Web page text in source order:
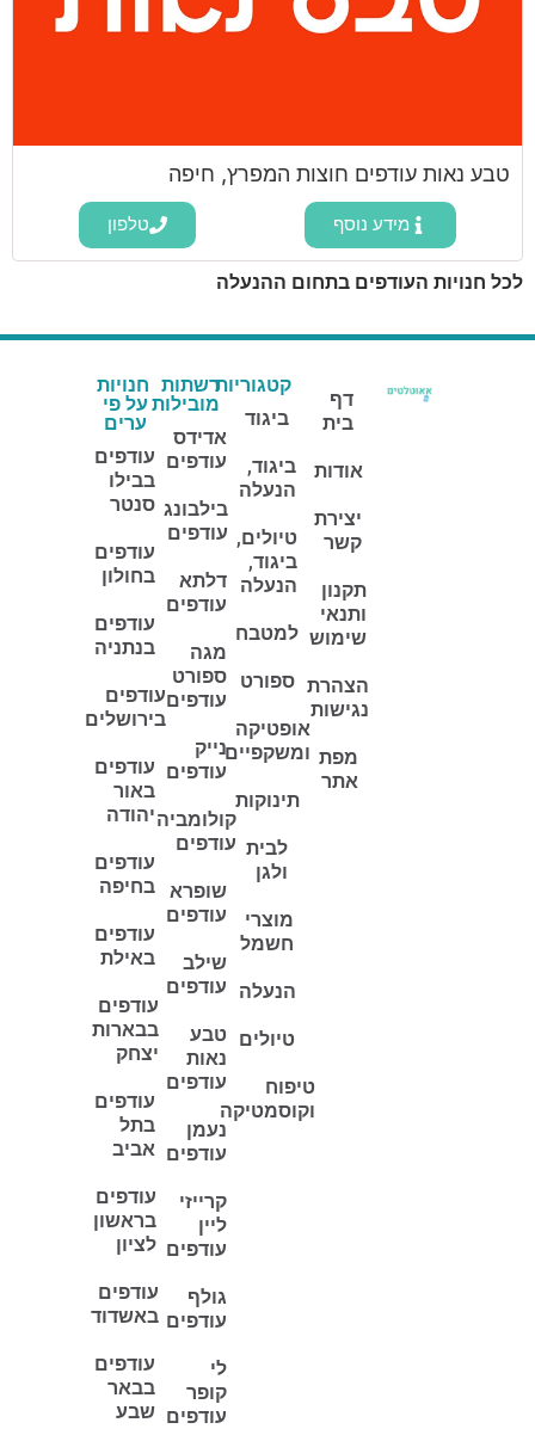
טבע נאות עודפים חוצות המפרץ, חיפה
מידע נוסף טלפון
לכל חנויות העודפים בתחום ההנעלה
דף
בית
אודות
יצירת
קשר
תקנון
ותנאי
שימוש
הצהרת
נגישות
מפת
אתר
קטגוריות
ביגוד
ביגוד,
הנעלה
טיולים,
ביגוד,
הנעלה
למטבח
ספורט
אופטיקה
ומשקפיים
תינוקות
לבית
ולגן
מוצרי
חשמל
הנעלה
טיולים
טיפוח
וקוסמטיקה
רשתות
מובילות
אדידס
עודפים
בילבונג
עודפים
דלתא
עודפים
מגה
ספורט
עודפים
נייק
עודפים
קולומביה
עודפים
שופרא
עודפים
שילב
עודפים
טבע
נאות
עודפים
נעמן
עודפים
קרייזי
ליין
עודפים
גולף
עודפים
לי
קופר
עודפים
חנויות
על פי
ערים
עודפים
בבילו
סנטר
עודפים
בחולון
עודפים
בנתניה
עודפים
בירושלים
עודפים
באור
יהודה
עודפים
בחיפה
עודפים
באילת
עודפים
בבארות
יצחק
עודפים
בתל
אביב
עודפים
בראשון
לציון
עודפים
באשדוד
עודפים
בבאר
שבע